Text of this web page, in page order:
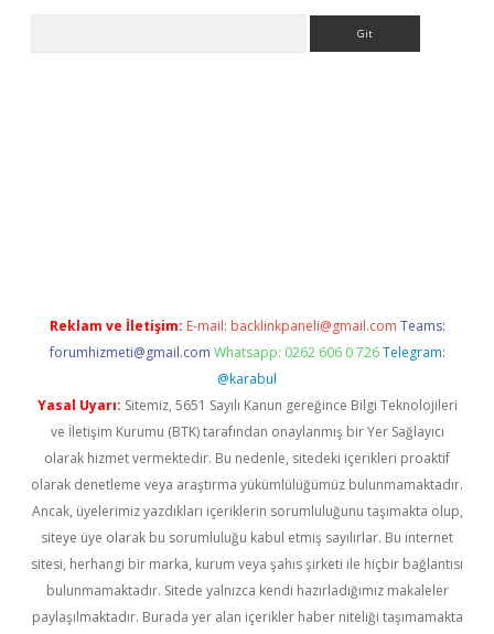
Reklam ve İletişim: E-mail: backlinkpaneli@gmail.com Teams:
forumhizmeti@gmail.com Whatsapp: 0262 606 0 726 Telegram:
@karabul
Yasal Uyarı: Sitemiz, 5651 Sayılı Kanun gereğince Bilgi Teknolojileri
ve İletişim Kurumu (BTK) tarafından onaylanmış bir Yer Sağlayıcı
olarak hizmet vermektedir. Bu nedenle, sitedeki içerikleri proaktif
olarak denetleme veya araştırma yükümlülüğümüz bulunmamaktadır.
Ancak, üyelerimiz yazdıkları içeriklerin sorumluluğunu taşımakta olup,
siteye üye olarak bu sorumluluğu kabul etmiş sayılırlar. Bu internet
sitesi, herhangi bir marka, kurum veya şahıs şirketi ile hiçbir bağlantısı
bulunmamaktadır. Sitede yalnızca kendi hazırladığımız makaleler
paylaşılmaktadır. Burada yer alan içerikler haber niteliği taşımamakta